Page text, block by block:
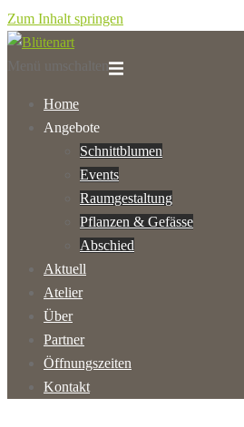
Zum Inhalt springen
Home
Angebote
Schnittblumen
Events
Raumgestaltung
Pflanzen & Gefässe
Abschied
Aktuell
Atelier
Über
Partner
Öffnungszeiten
Kontakt